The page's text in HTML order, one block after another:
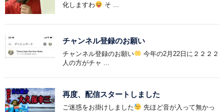
化しますわ
そ ...
チャンネル登録のお願い
チャンネル登録のお願い
今年の2月22日に２２２２
人の方がチャ ...
再度、配信スタートしました
ご迷惑をお掛けしました
先ほど音が入って無かっ